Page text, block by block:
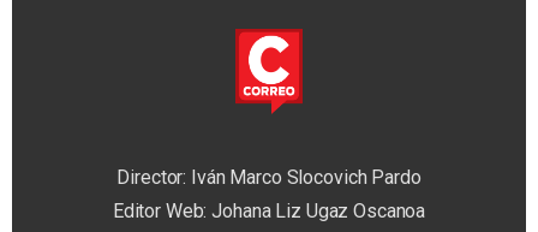
Director: Iván Marco Slocovich Pardo
Editor Web: Johana Liz Ugaz Oscanoa